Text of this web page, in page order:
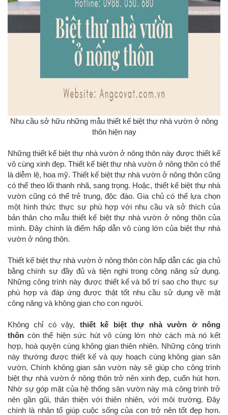
Nhu cầu sở hữu những mẫu thiết kế biệt thự nhà vườn ở nông
thôn hiện nay
Những thiết kế biệt thự nhà vườn ở nông thôn này được thiết kế
vô cùng xinh đẹp. Thiết kế biệt thự nhà vườn ở nông thôn có thể
là diễm lệ, hoa mỹ. Thiết kế biệt thự nhà vườn ở nông thôn cũng
có thể theo lối thanh nhã, sang trọng. Hoặc, thiết kế biệt thự nhà
vườn cũng có thể trẻ trung, độc đáo. Gia chủ có thể lựa chọn
một hình thức thực sự phù hợp với nhu cầu và sở thích của
bản thân cho mẫu thiết kế biệt thự nhà vườn ở nông thôn của
mình. Đây chính là điểm hấp dẫn vô cùng lớn của biệt thự nhà
vườn ở nông thôn.
Thiết kế biệt thự nhà vườn ở nông thôn còn hấp dẫn các gia chủ
bằng chính sự đầy đủ và tiện nghi trong công năng sử dụng.
Những công trình này được thiết kế và bố trí sao cho thực sự
phù hợp và đáp ứng được thật tốt nhu cầu sử dụng về mặt
công năng và không gian cho con người.
Không chỉ có vậy, thiết kế biệt thự nhà vườn ở nông
thôn còn thể hiện sức hút vô cùng lớn nhờ cách mà nó kết
hợp, hoà quyện cùng không gian thiên nhiên. Những công trình
này thường được thiết kế và quy hoạch cùng không gian sân
vườn. Chính không gian sân vườn này sẽ giúp cho công trình
biệt thự nhà vườn ở nông thôn trở nên xinh đẹp, cuốn hút hơn.
Nhờ sự góp mặt của hệ thống sân vườn này mà công trình trở
nên gần gũi, thân thiện với thiên nhiên, với môi trường. Đây
chính là nhân tố giúp cuộc sống của con trở nên tốt đẹp hơn.